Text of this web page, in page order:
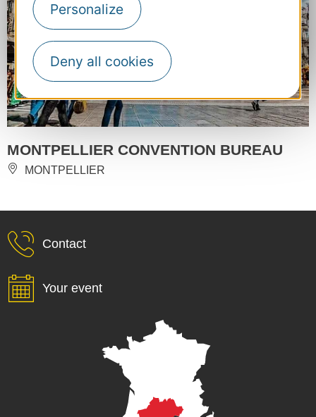
Personalize
Deny all cookies
MONTPELLIER CONVENTION BUREAU
MONTPELLIER
Contact
Your event